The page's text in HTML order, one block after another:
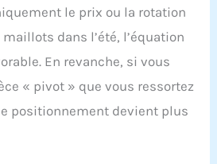
le prix ou la rotation
dans l’été, l’équation
En revanche, si vous
« pivot » que vous ressortez
positionnement devient plus